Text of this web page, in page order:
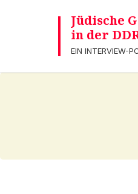
Jüdische
in der
EIN INTERVIEW-